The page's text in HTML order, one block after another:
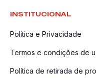
INSTITUCIONAL
Política e Privacidade
Termos e condições de
Política de retirada de